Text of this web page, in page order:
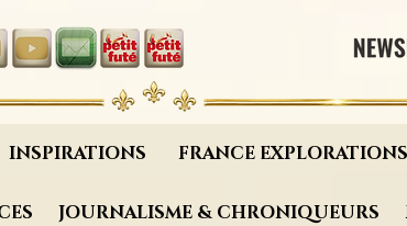
INSPIRATIONS FRANCE EXPLORATIONS
JOURNALISME & CHRONIQUEURS